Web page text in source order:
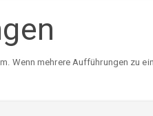
mehrere Aufführungen zu